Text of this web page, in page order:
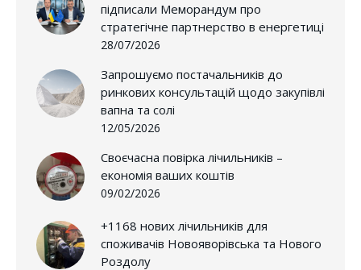
підписали Меморандум про
стратегічне партнерство в енергетиці
28/07/2026
Запрошуємо постачальників до
ринкових консультацій щодо закупівлі
вапна та солі
12/05/2026
Своєчасна повірка лічильників –
економія ваших коштів
09/02/2026
+1168 нових лічильників для
споживачів Новояворівська та Нового
Роздолу